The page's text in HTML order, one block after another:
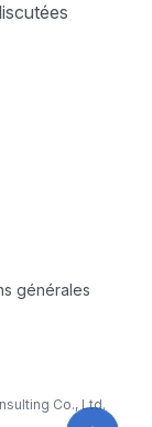
générales
Co., Ltd.